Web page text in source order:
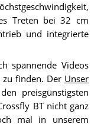
Treten bei 32 cm
und integrierte
spannende Videos
zu finden. Der Unser
preisgünstigsten
BT nicht ganz
mal in unserem